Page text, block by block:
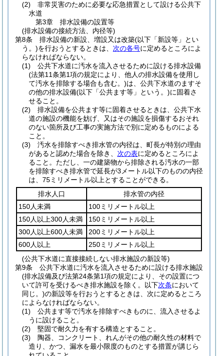
(2)
非常災害のために必要な応急措置として設ける公共下
水道
第3章
排水設備の設置等
(排水設備の接続方法、内径等)
第8条
排水設備の新設、増設又は改築(以下「新設等」とい
う。)を行おうとするときは、 次の各号に定めるところによ
らなければならない。
(1)
公共下水道に汚水を流入させるために設ける排水設備
(法第11条第1項の規定により、他人の排水設備を使用し
て汚水を排除する場合も含む。)は、公共下水道のますそ
の他の排水設備(以下「公共ます等」という。)に固着さ
せること。
(2)
排水設備を公共ます等に固着させるときは、公共下水
道の施設の機能を妨げ、又はその施設を損傷するおそれ
のない箇所及び工事の実施方法で別に定めるものによる
こと。
(3)
汚水を排除すべき排水管の内径は、町長が特別の理由
があると認めた場合を除き、 次の表に定めるところによ
ること。 ただし、一の建築物から排除される汚水の一部
を排除すべき排水管で延長が3メートル以下のものの内径
は、75ミリメートル以上とすることができる。
排水人口
排水管の内径
150人未満
100ミリメートル以上
150人以上300人未満
150ミリメートル以上
300人以上600人未満
200ミリメートル以上
600人以上
250ミリメートル以上
(公共下水道に直接接続しない排水施設の新設等)
第9条
公共下水道に汚水を流入させるために設ける排水施設
(排水設備及び法第24条第1項の規定により、その設置につ
いて許可を受けるべき排水施設を除く。以下次条において
同じ。)の新設等を行おうとするときは、次に定めるところ
によらなければならない。
(1)
公共ます等で汚水を排除すべきものに、流入させるよ
うに設けること。
(2)
堅固で耐久力を有する構造とすること。
(3)
陶器、コンクリート、れんがその他の耐久性の材料で
造り、かつ、漏水を最小限度のものとする措置が講じら